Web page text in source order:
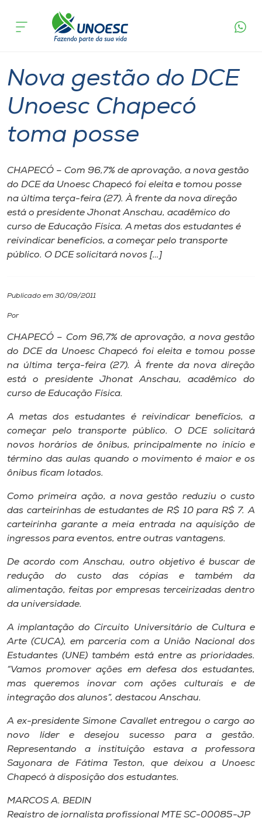
Cursos
Pesquisa
Atendimento ao Estudante
Portal de Ensino
A
Unoesc
Internacionalização
Cultura
CPA
Biblioteca
Editora
Rádio
Museu
Unoesc
Store
Selecione
o idioma
A+
acontece
Nova gestão do DCE
Unoesc Chapecó
toma posse
CHAPECÓ – Com 96,7% de aprovação, a nova gestão
do DCE da Unoesc Chapecó foi eleita e tomou posse
na última terça-feira (27). À frente da nova direção
está o presidente Jhonat Anschau, acadêmico do
curso de Educação Física. A metas dos estudantes é
reivindicar benefícios, a começar pelo transporte
público. O DCE solicitará novos […]
Publicado em 30/09/2011
Por
CHAPECÓ – Com 96,7% de aprovação, a nova gestão
do DCE da Unoesc Chapecó foi eleita e tomou posse
na última terça-feira (27). À frente da nova direção
está o presidente Jhonat Anschau, acadêmico do
curso de Educação Física.
A metas dos estudantes é reivindicar benefícios, a
começar pelo transporte público. O DCE solicitará
novos horários de ônibus, principalmente no início e
término das aulas quando o movimento é maior e os
ônibus ficam lotados.
Como primeira ação, a nova gestão reduziu o custo
das carteirinhas de estudantes de R$ 10 para R$ 7. A
carteirinha garante a meia entrada na aquisição de
ingressos para eventos, entre outras vantagens.
De acordo com Anschau, outro objetivo é buscar de
redução do custo das cópias e também da
alimentação, feitas por empresas terceirizadas dentro
da universidade.
A implantação do Circuito Universitário de Cultura e
Arte (CUCA), em parceria com a União Nacional dos
Estudantes (UNE) também está entre as prioridades.
“Vamos promover ações em defesa dos estudantes,
mas queremos inovar com ações culturais e de
integração dos alunos”, destacou Anschau.
A ex-presidente Simone Cavallet entregou o cargo ao
novo líder e desejou sucesso para a gestão.
Representando a instituição estava a professora
Sayonara de Fátima Teston, que deixou a Unoesc
Chapecó à disposição dos estudantes.
MARCOS A. BEDIN
Registro de jornalista profissional MTE SC-00085-JP